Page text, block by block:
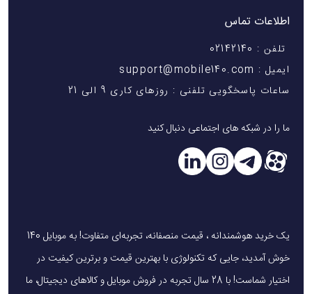
اطلاعات تماس
تلفن : 02142140
ایمیل : support@mobile140.com
ساعات پاسخگویی تلفنی : روزهای کاری 9 الی 21
ما را در شبکه های اجتماعی دنبال کنید
یک خرید هوشمندانه ، قیمت منصفانه، تجربه‌ای متفاوت! به موبایل 140
خوش آمدید، جایی که تکنولوژی با بهترین قیمت و برترین کیفیت در
اختیار شماست! با 28 سال تجربه در فروش موبایل و کالاهای دیجیتال، ما